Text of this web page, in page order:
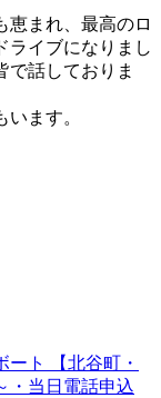
恵まれ、最高のロ
ライブになりまし
で話しておりま
ます。
ト 【北谷町・
・当日電話申込